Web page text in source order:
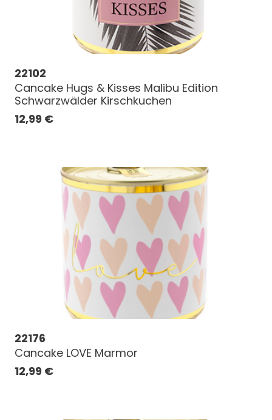
22102
Cancake Hugs & Kisses Malibu Edition
Schwarzwälder Kirschkuchen
12,99 €
22176
Cancake LOVE Marmor
12,99 €